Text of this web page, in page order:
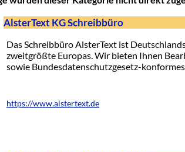
AlsterText KG Schreibbüro
Das Schreibbüro AlsterText ist
zweitgrößte Europas. Wir bieten Ihnen
sowie Bundesdatenschutzgesetz-
https://www.alstertext.de